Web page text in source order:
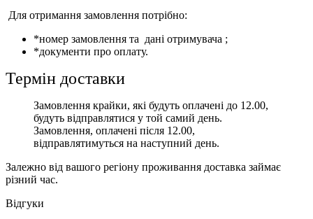
Для отримання замовлення потрібно:
*номер замовлення та дані отримувача ;
*документи про оплату.
Термін доставки
Замовлення крайки, які будуть оплачені до 12.00,
будуть відправлятися у той самий день.
Замовлення, оплачені після 12.00,
відправлятимуться на наступний день.
Залежно від вашого регіону проживання доставка займає
різний час.
Відгуки